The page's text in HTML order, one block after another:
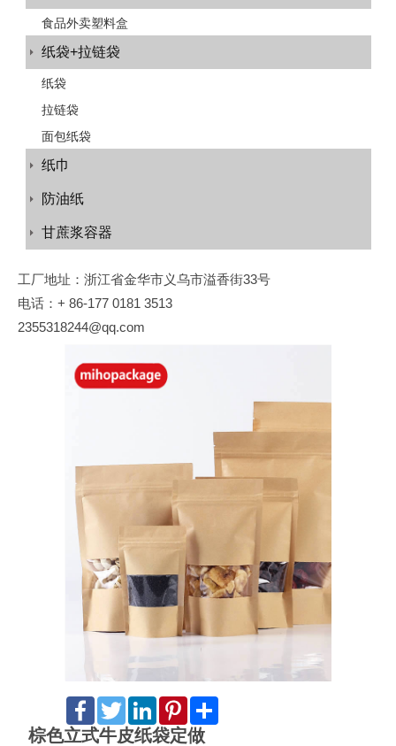
食品外卖塑料盒
纸袋+拉链袋
纸袋
拉链袋
面包纸袋
纸巾
防油纸
甘蔗浆容器
工厂地址：浙江省金华市义乌市溢香街33号
电话：+ 86-177 0181 3513
2355318244@qq.com
FacebookTwitterLinkedInPinterest
棕色立式牛皮纸袋定做